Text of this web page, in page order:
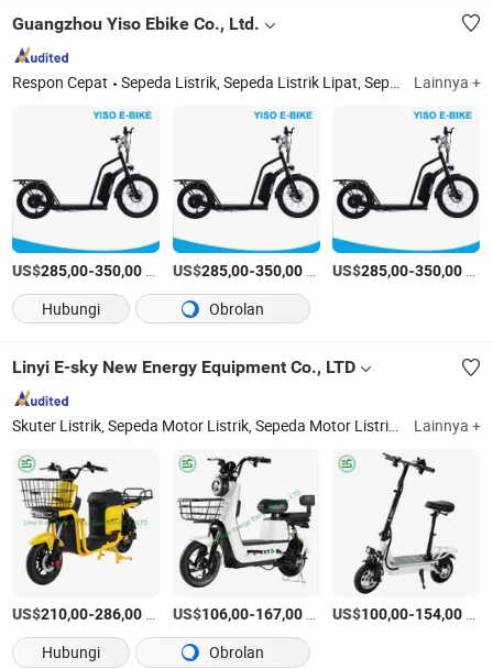
Guangzhou Yiso Ebike Co., Ltd.
Respon Cepat Sepeda Listrik, Sepeda Listrik Lipat, Sepeda Listrik Gunung, Sepeda Listrik Kota, Sepeda Listrik Mini, Suku Cadang Sepeda Listrik, Paket Konversi Sepeda Listrik, Sepeda Listrik Lipat, Sepeda Listrik Gunung Lainnya +
US$285,00-350,00 US$285,00-350,00/piece US$285,00-350,00
Hubungi
Obrolan
Linyi E-sky New Energy Equipment Co., LTD
Skuter Listrik, Sepeda Motor Listrik, Sepeda Motor Listrik Anak, Sepeda Listrik, Mobil Mainan Listrik, Forklift Listrik, Mobil Listrik Anak, Baterai Lithium Lainnya +
US$210,00-286,00 US$106,00-167,00/Bagian US$100,00-154,00
Hubungi
Obrolan